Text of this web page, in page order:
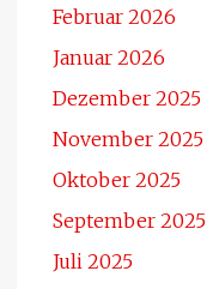
Februar 2026
Januar 2026
Dezember 2025
November 2025
Oktober 2025
September 2025
Juli 2025